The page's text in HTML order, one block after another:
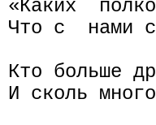
«Каких
Что с  нами
Кто больше
И сколь